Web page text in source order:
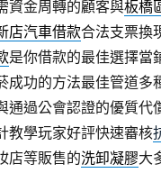
資金周轉的顧客與板橋
店汽車借款合法支票換
是你借款的最佳選擇當
成功的方法最佳管道多
通過公會認證的優質代
教學玩家好評快速審核
店等販售的洗卸凝膠大